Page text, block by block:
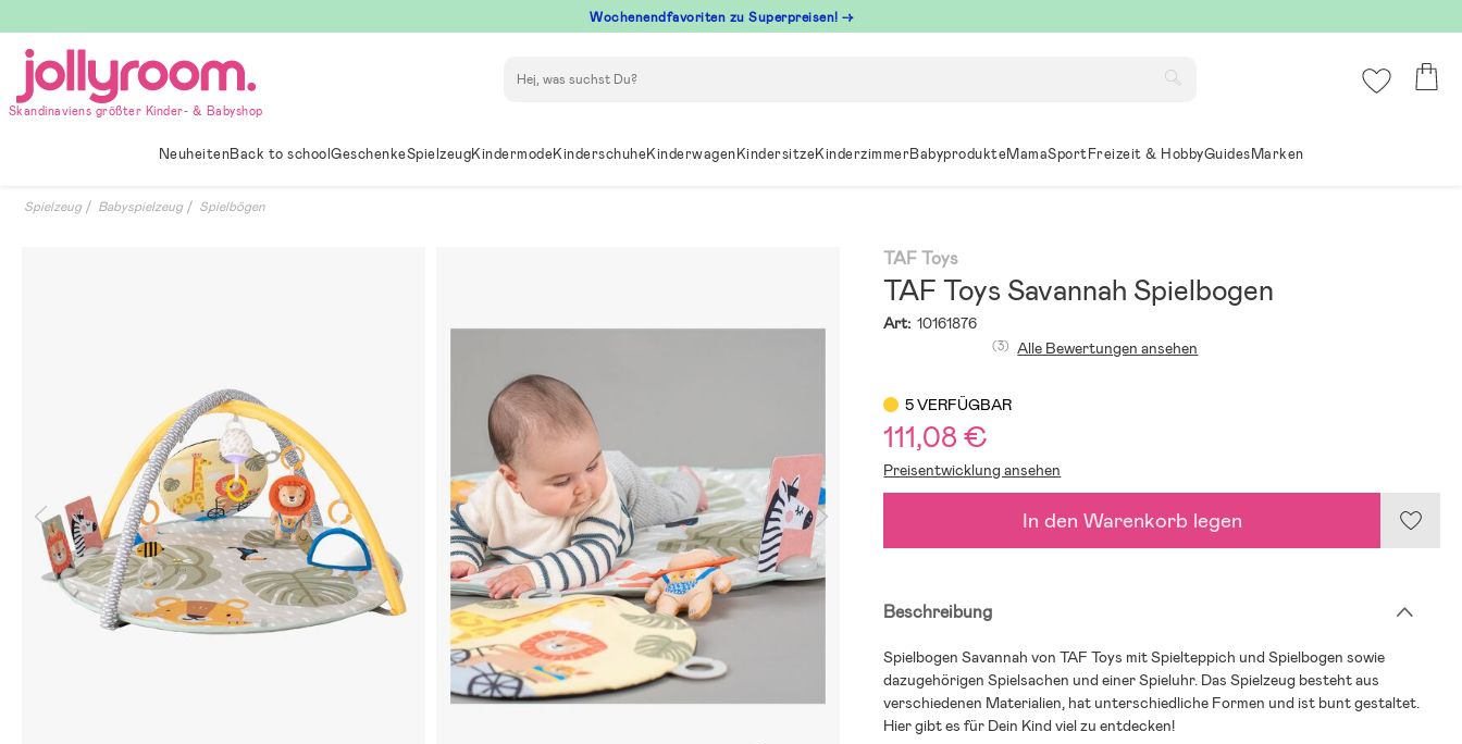
till
innehållet
Wochenendfavoriten zu Superpreisen! →
Skandinaviens größter Kinder- & Babyshop
NeuheitenBack to schoolGeschenkeSpielzeugKindermodeKinderschuheKinderwagenKindersitzeKinderzimmerBabyprodukteMamaSportFreizeit & HobbyGuidesMarken
Spielzeug Babyspielzeug Spielbögen
TAF Toys
TAF Toys Savannah Spielbogen
Art: 10161876
(3) Alle Bewertungen ansehen
5 VERFÜGBAR
111,08 €
Preisentwicklung ansehen
In den Warenkorb legen
Beschreibung
Spielbogen Savannah von TAF Toys mit Spielteppich und Spielbogen sowie
dazugehörigen Spielsachen und einer Spieluhr. Das Spielzeug besteht aus
verschiedenen Materialien, hat unterschiedliche Formen und ist bunt gestaltet.
Hier gibt es für Dein Kind viel zu entdecken!